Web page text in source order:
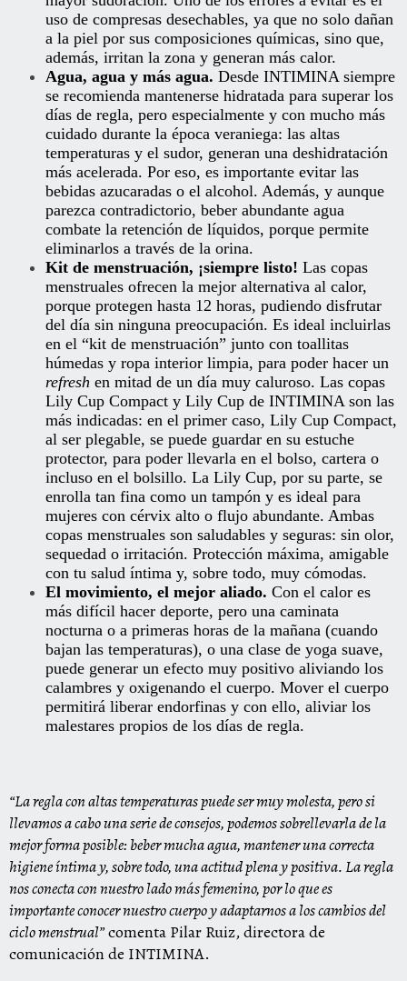
uso de compresas desechables, ya que no solo dañan
a la piel por sus composiciones químicas, sino que,
además, irritan la zona y generan más calor.
Agua, agua y más agua. Desde INTIMINA siempre
se recomienda mantenerse hidratada para superar los
días de regla, pero especialmente y con mucho más
cuidado durante la época veraniega: las altas
temperaturas y el sudor, generan una deshidratación
más acelerada. Por eso, es importante evitar las
bebidas azucaradas o el alcohol. Además, y aunque
parezca contradictorio, beber abundante agua
combate la retención de líquidos, porque permite
eliminarlos a través de la orina.
Kit de menstruación, ¡siempre listo! Las copas
menstruales ofrecen la mejor alternativa al calor,
porque protegen hasta 12 horas, pudiendo disfrutar
del día sin ninguna preocupación. Es ideal incluirlas
en el “kit de menstruación” junto con toallitas
húmedas y ropa interior limpia, para poder hacer un
refresh en mitad de un día muy caluroso. Las copas
Lily Cup Compact y Lily Cup de INTIMINA son las
más indicadas: en el primer caso, Lily Cup Compact,
al ser plegable, se puede guardar en su estuche
protector, para poder llevarla en el bolso, cartera o
incluso en el bolsillo. La Lily Cup, por su parte, se
enrolla tan fina como un tampón y es ideal para
mujeres con cérvix alto o flujo abundante. Ambas
copas menstruales son saludables y seguras: sin olor,
sequedad o irritación. Protección máxima, amigable
con tu salud íntima y, sobre todo, muy cómodas.
El movimiento, el mejor aliado. Con el calor es
más difícil hacer deporte, pero una caminata
nocturna o a primeras horas de la mañana (cuando
bajan las temperaturas), o una clase de yoga suave,
puede generar un efecto muy positivo aliviando los
calambres y oxigenando el cuerpo. Mover el cuerpo
permitirá liberar endorfinas y con ello, aliviar los
malestares propios de los días de regla.
“La regla con altas temperaturas puede ser muy molesta, pero si
llevamos a cabo una serie de consejos, podemos sobrellevarla de la
mejor forma posible: beber mucha agua, mantener una correcta
higiene íntima y, sobre todo, una actitud plena y positiva. La regla
nos conecta con nuestro lado más femenino, por lo que es
importante conocer nuestro cuerpo y adaptarnos a los cambios del
ciclo menstrual”comenta Pilar Ruiz, directora de
comunicación de INTIMINA.